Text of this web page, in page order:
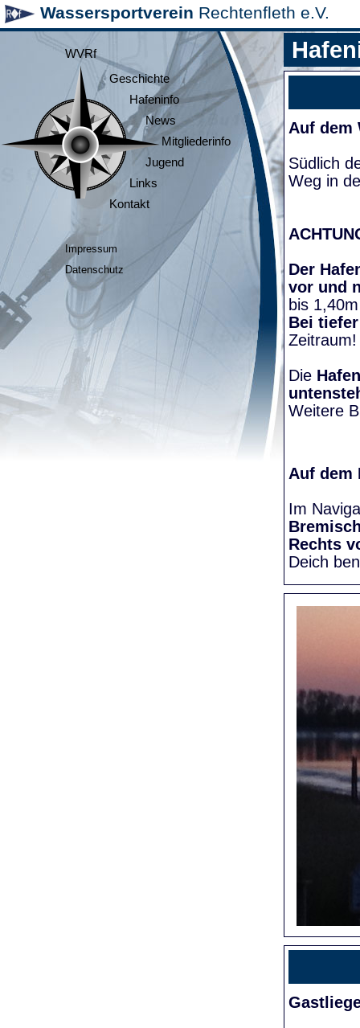
Wassersportverein Rechtenfleth e.V.
WVRf
Geschichte
Hafeninfo
News
Mitgliederinfo
Jugend
Links
Kontakt
Impressum
Datenschutz
Auf dem
Südlich
Weg in
Der
vor und
bis
Bei
Die
Weitere
Auf dem
Im
Rechts
Deich